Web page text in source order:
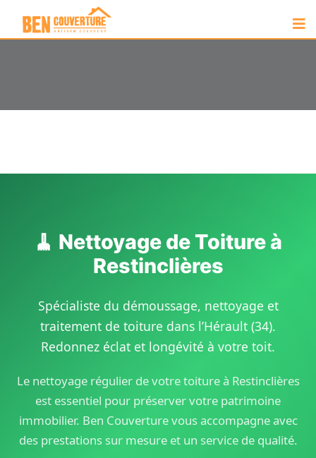
🧹 Nettoyage de Toiture à
Restinclières
Spécialiste du démoussage, nettoyage et
traitement de toiture dans l’Hérault (34).
Redonnez éclat et longévité à votre toit.
Le nettoyage régulier de votre toiture à Restinclières
est essentiel pour préserver votre patrimoine
immobilier. Ben Couverture vous accompagne avec
des prestations sur mesure et un service de qualité.